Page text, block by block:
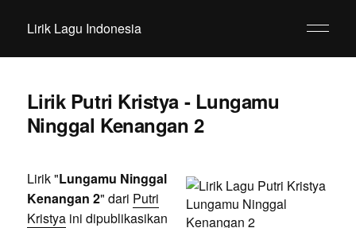
Lirik Lagu Indonesia
Lirik Putri Kristya - Lungamu
Ninggal Kenangan 2
Lirik "Lungamu Ninggal
Kenangan 2" dari Putri
Kristyaini dipublikasikan